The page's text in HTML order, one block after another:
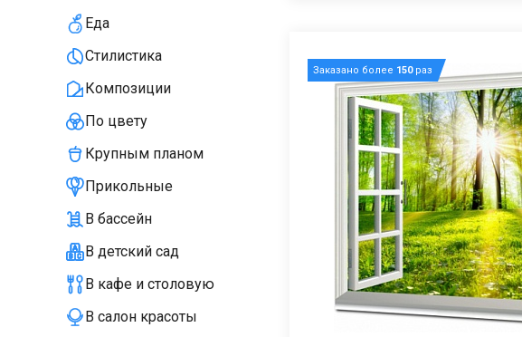
Еда
Стилистика
Композиции
По цвету
Крупным планом
Прикольные
В бассейн
В детский сад
В кафе и столовую
В салон красоты
Заказано более 150раз